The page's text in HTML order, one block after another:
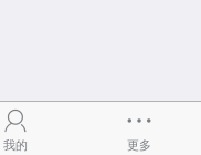
我的 更多